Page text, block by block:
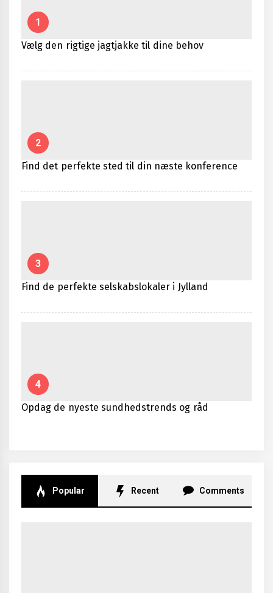
1
Vælg den rigtige jagtjakke til dine behov
2
Find det perfekte sted til din næste konference
3
Find de perfekte selskabslokaler i Jylland
4
Opdag de nyeste sundhedstrends og råd
Popular Recent Comments